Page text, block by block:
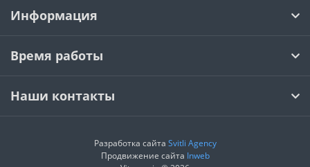
Информация
Время работы
Наши контакты
Разработка сайта Svitli Agency
Продвижение сайта Inweb